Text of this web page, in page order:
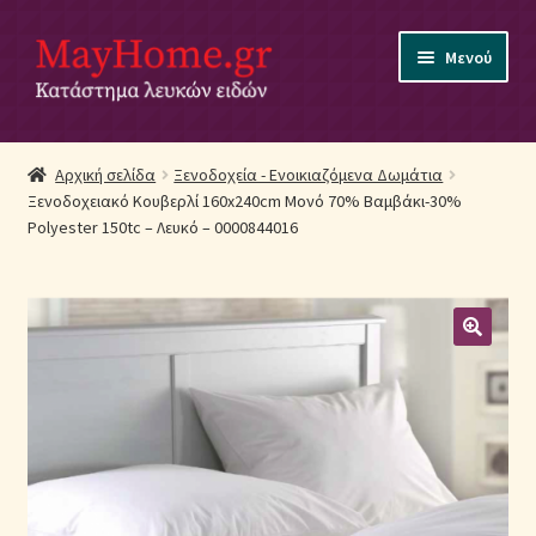
Απευθείας
μετάβαση
στην
Μετάβαση
σε
περιεχόμενο
Μενού
Αρχική
Ακύρωση Παραγγελίας
Βρεφικά Λευκά Είδη
Επιστροφές Προϊόντων
Αρχική σελίδα
Ξενοδοχεία - Ενοικιαζόμενα Δωμάτια
Ξενοδοχειακό Κουβερλί 160x240cm Μονό 70% Βαμβάκι-30%
Polyester 150tc – Λευκό – 0000844016